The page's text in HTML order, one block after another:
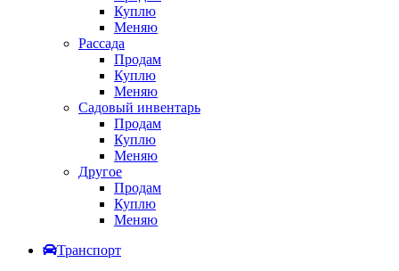
Куплю
Меняю
Рассада
Продам
Куплю
Меняю
Садовый инвентарь
Продам
Куплю
Меняю
Другое
Продам
Куплю
Меняю
Транспорт